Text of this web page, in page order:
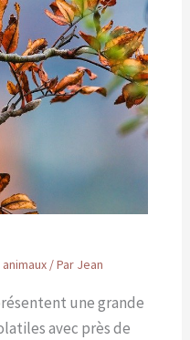
/ Par Jean
une grande
avec près de